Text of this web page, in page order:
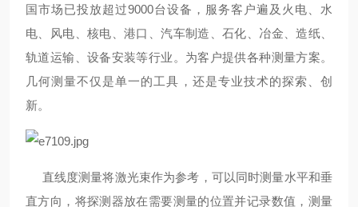
国市场已投放超过9000台设备，服务客户遍及火电、水
电、风电、核电、港口、汽车制造、石化、冶金、造纸、
轨道运输、设备安装等行业。为客户提供各种测量方案。
几何测量不仅是单一的工具，还是专业技术的探索、创
新。
直线度测量将激光束作为参考，可以同时测量水平和垂
直方向，将探测器放在需要测量的位置并记录数值，测量